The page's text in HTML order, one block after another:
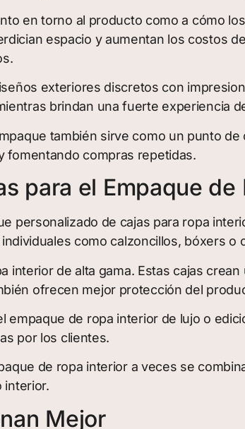
en torno al producto como a cómo
espacio y aumentan los costos
exteriores discretos con
brindan una fuerte experiencia
también sirve como un punto
fomentando compras repetidas.
para el Empaque de
personalizado de cajas para ropa
como calzoncillos, bóxers o
de alta gama. Estas cajas
ofrecen mejor protección del
de ropa interior de lujo o
por los clientes.
de ropa interior a veces se
interior.
Mejor